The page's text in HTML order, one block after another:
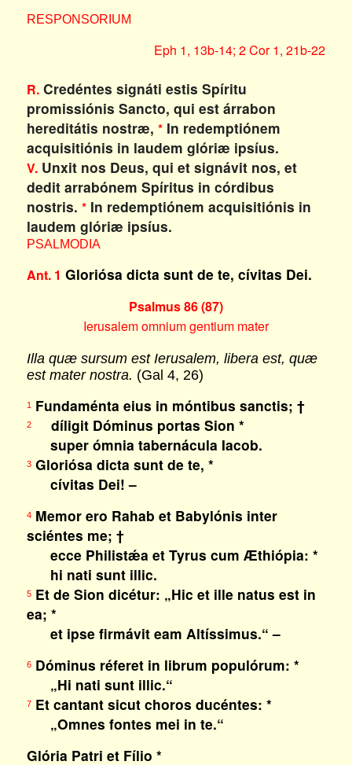
RESPONSORIUM
Eph 1, 13b-14; 2 Cor 1, 21b-22
R.Credéntes signáti estis Spíritu
promissiónis Sancto, qui est árrabon
hereditátis nostræ, *In redemptiónem
acquisitiónis in laudem glóriæ ipsíus.
V.Unxit nos Deus, qui et signávit nos, et
dedit arrabónem Spíritus in córdibus
nostris. *In redemptiónem acquisitiónis in
laudem glóriæ ipsíus.
PSALMODIA
Ant. 1 Gloriósa dicta sunt de te, cívitas Dei.
Psalmus 86 (87)
Ierusalem omnium gentium mater
Illa quæ sursum est Ierusalem, libera est, quæ
est mater nostra. (Gal 4, 26)
1Fundaménta eius in móntibus sanctis; †
2díligit Dóminus portas Sion *
super ómnia tabernácula Iacob.
3Gloriósa dicta sunt de te, *
cívitas Dei! –
4Memor ero Rahab et Babylónis inter
sciéntes me; †
ecce Philistǽa et Tyrus cum Æthiópia: *
hi nati sunt illic.
5Et de Sion dicétur: „Hic et ille natus est in
ea; *
et ipse firmávit eam Altíssimus.“ –
6Dóminus réferet in librum populórum: *
„Hi nati sunt illic.“
7Et cantant sicut choros ducéntes: *
„Omnes fontes mei in te.“
Glória Patri et Fílio *